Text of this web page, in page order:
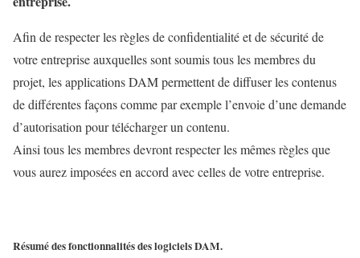
Afin de respecter les règles de confidentialité et de sécurité de
votre entreprise auxquelles sont soumis tous les membres du
projet, les applications DAM permettent de diffuser les contenus
de différentes façons comme par exemple l’envoie d’une demande
d’autorisation pour télécharger un contenu.
Ainsi tous les membres devront respecter les mêmes règles que
vous aurez imposées en accord avec celles de votre entreprise.
Résumé des fonctionnalités des logiciels DAM.